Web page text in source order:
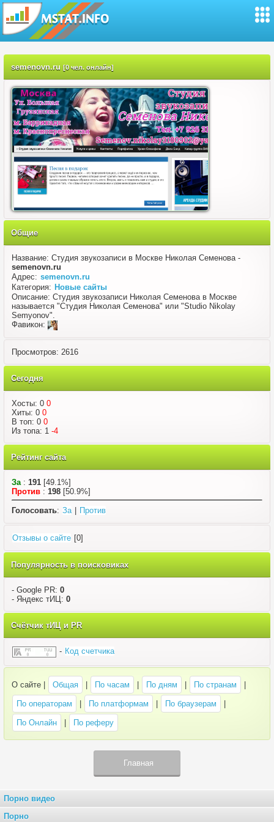
semenovn.ru [0 чел. онлайн]
Общие
Название: Студия звукозаписи в Москве Николая Семенова -
semenovn.ru
Адрес: semenovn.ru
Категория: Новые сайты
Описание: Студия звукозаписи Николая Семенова в Москве
называется "Студия Николая Семенова" или "Studio Nikolay
Semyonov".
Фавикон:
Просмотров: 2616
Сегодня
Хосты: 0 0
Хиты: 0 0
В топ: 0 0
Из топа: 1 -4
Рейтинг сайта
За : 191 [49.1%]
Против : 198 [50.9%]
Голосовать: За | Против
Отзывы о сайте [0]
Популярность в поисковиках
- Google PR: 0
- Яндекс тИЦ: 0
Счётчик тИЦ и PR
- Код счетчика
О сайте | Общая | По часам | По дням | По странам |
По операторам | По платформам | По браузерам |
По Онлайн | По реферу
Главная
Порно видео
Порно